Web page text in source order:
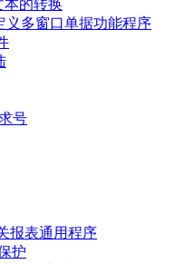
的转换
义多窗口单据功能程序
号
报表通用程序
护